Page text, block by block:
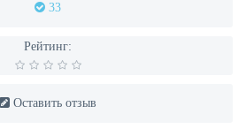
33
Рейтинг:
Оставить отзыв